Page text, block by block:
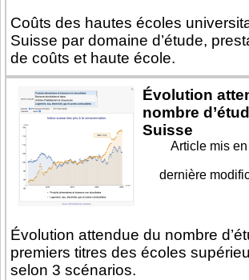
Coûts des hautes écoles
Suisse par domaine d’étude,
de coûts et haute école.
Évolution
nombre
Suisse
Évolution attendue du nombre
premiers titres des écoles
selon 3 scénarios.
Article mis
dernière